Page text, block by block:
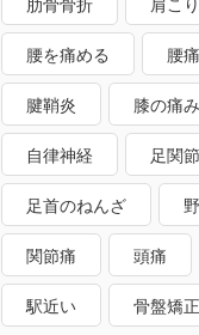
肋骨骨折 肩こり
腰を痛める 腰痛
腱鞘炎 膝の痛み
自律神経 足関
足首のねんざ
関節痛 頭痛
駅近い 骨盤矯正